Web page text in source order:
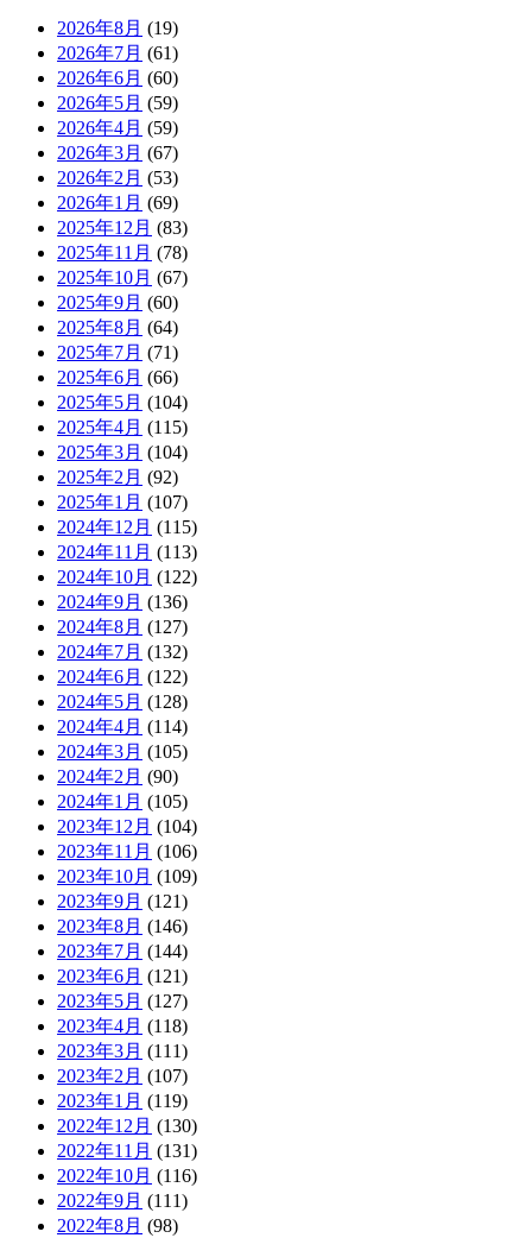
2026年8月 (19)
2026年7月 (61)
2026年6月 (60)
2026年5月 (59)
2026年4月 (59)
2026年3月 (67)
2026年2月 (53)
2026年1月 (69)
2025年12月 (83)
2025年11月 (78)
2025年10月 (67)
2025年9月 (60)
2025年8月 (64)
2025年7月 (71)
2025年6月 (66)
2025年5月 (104)
2025年4月 (115)
2025年3月 (104)
2025年2月 (92)
2025年1月 (107)
2024年12月 (115)
2024年11月 (113)
2024年10月 (122)
2024年9月 (136)
2024年8月 (127)
2024年7月 (132)
2024年6月 (122)
2024年5月 (128)
2024年4月 (114)
2024年3月 (105)
2024年2月 (90)
2024年1月 (105)
2023年12月 (104)
2023年11月 (106)
2023年10月 (109)
2023年9月 (121)
2023年8月 (146)
2023年7月 (144)
2023年6月 (121)
2023年5月 (127)
2023年4月 (118)
2023年3月 (111)
2023年2月 (107)
2023年1月 (119)
2022年12月 (130)
2022年11月 (131)
2022年10月 (116)
2022年9月 (111)
2022年8月 (98)